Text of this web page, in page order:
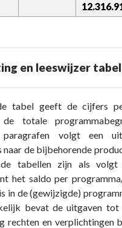
en leeswijzer
tabel geeft de cijfers
totale
paragrafen volgt een
naar de bijbehorende
tabellen zijn als
het saldo per
in de (gewijzigde)
bevat de uitgaven
rechten en verplichtingen